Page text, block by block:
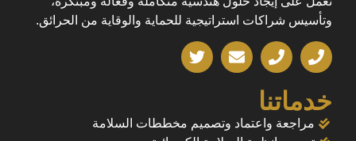
وتأسيس شراكات استراتيجية للحماية والوقاية من الحرائق.
خدماتنا
مراجعة واعتماد وتصميم مخططات السلامة